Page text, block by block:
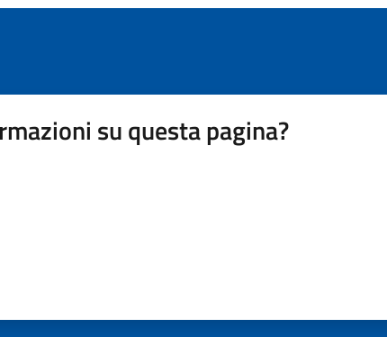
su questa pagina?